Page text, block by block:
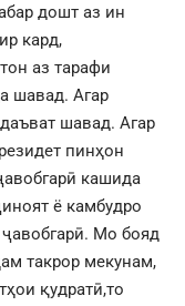
дошт аз ин
кард,
аз тарафи
шавад. Агар
шавад. Агар
пинҳон
кашида
ё камбудро
Мо бояд
такрор мекунам,
қудратӣ,то